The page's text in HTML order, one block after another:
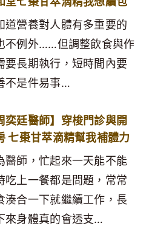
道營養對人體有多重要的
不例外……但調整飲食與作
要長期執行，短時間內要
不是件易事…
奕廷醫師】穿梭門診與開
七棗甘萃滴精幫我補體力
醫師，忙起來一天能不能
吃上一餐都是問題，常常
湊合一下就繼續工作，長
來身體真的會透支…